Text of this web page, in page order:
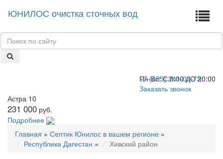
ЮНИЛОС очистка сточных вод
+7 (495) 241-05-73
Пн-Вс: С 8:00 ДО 20:00
Заказать звонок
Астра 10
231 000 руб.
Подробнее
Главная » Септик Юнилос в вашем регионе »
Республика Дагестан » Хивский район